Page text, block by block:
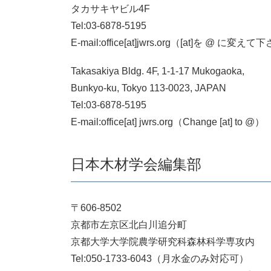
タカサキヤビル4F
Tel:03-6878-5195
E-mail:office[at]jwrs.org（[at]を @ に変えて下
Takasakiya Bldg. 4F, 1-1-17 Mukogaoka,
Bunkyo-ku, Tokyo 113-0023, JAPAN
Tel:03-6878-5195
E-mail:office[at] jwrs.org（Change [at] to @）
日本木材学会編集部
〒606-8502
京都市左京区北白川追分町
京都大学大学院農学研究科森林科学専攻内
Tel:050-1733-6043（月水金のみ対応可）